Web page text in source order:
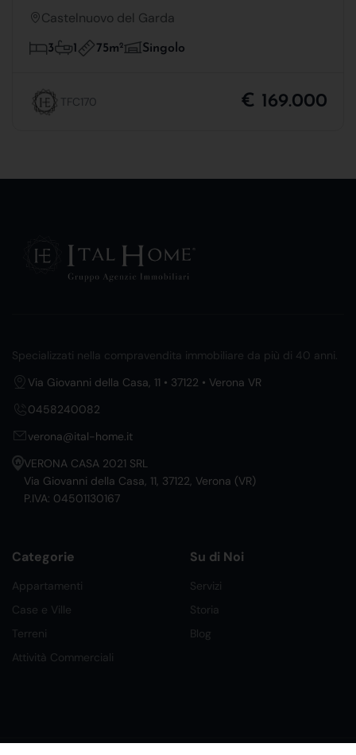
Castelnuovo del Garda
3 1 75m2 Singolo
TFC170 € 169.000
Specializzati nella compravendita immobiliare da più di 40 anni.
Via Giovanni della Casa, 11 • 37122 • Verona VR
0458240082
verona@ital-home.it
VERONA CASA 2021 SRL
Via Giovanni della Casa, 11, 37122, Verona (VR)
P.IVA: 04501130167
Categorie
Appartamenti
Case e Ville
Terreni
Attività Commerciali
Su di Noi
Servizi
Storia
Blog